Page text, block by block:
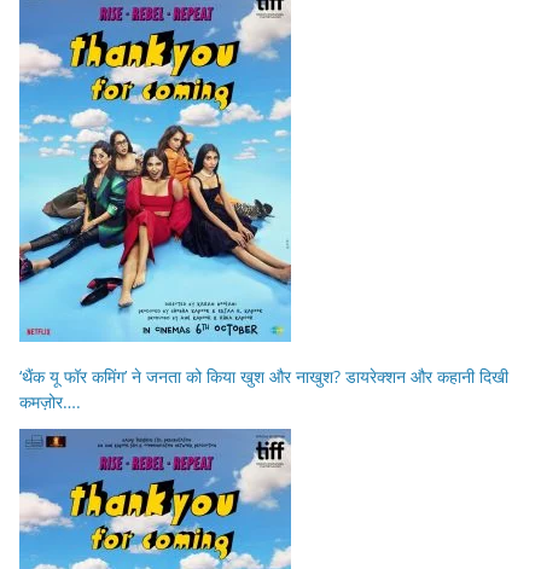
‘थैंक यू फॉर कमिंग’ ने जनता को किया खुश और नाखुश? डायरेक्शन और कहानी दिखी
कमज़ोर….